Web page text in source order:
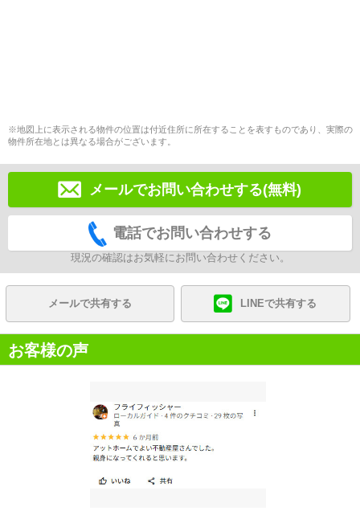
※地図上に表示される物件の位置は付近住所に所在することを表すものであり、実際の
物件所在地とは異なる場合がございます。
メールでお問い合わせする(無料)
電話でお問い合わせする
現況の確認はお気軽にお問い合わせください。
メールで共有する LINEで共有する
お客様の声